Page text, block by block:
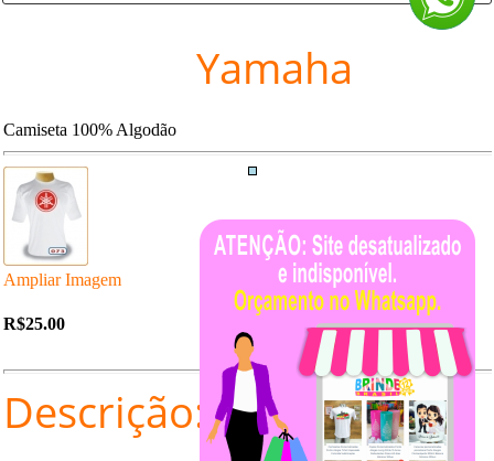
Yamaha
Camiseta 100% Algodão
Ampliar Imagem
R$25.00
Descrição: